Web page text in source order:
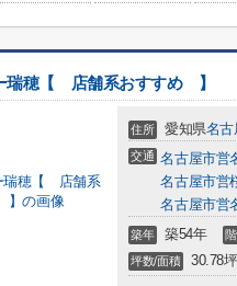
瑞穂【 店舗系おすすめ 】
住所 愛知県名古
交通 名古屋市営
名古屋市営
名古屋市営
築年 築54年
坪数/面積 30.78